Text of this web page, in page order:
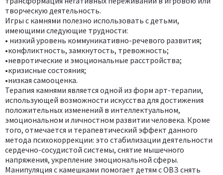
творческую деятельность.
Игры с камнями полезно использовать с детьми,
имеющими следующие трудности:
• низкий уровень коммуникативно-речевого развития;
•конфликтность, замкнутость, тревожность;
•невротические и эмоциональные расстройства;
•кризисные состояния;
•низкая самооценка.
Терапия камнями является одной из форм арт-терапии,
использующей возможности искусства для достижения
положительных изменений в интеллектуальном,
эмоциональном и личностном развитии человека. Кроме
того, отмечается и терапевтический эффект данного
метода психокоррекции: это стабилизации деятельности
сердечно-сосудистой системы, снятие мышечного
напряжения, укрепление эмоциональной сферы.
Манипуляция с камешками помогает детям с ОВЗ снять